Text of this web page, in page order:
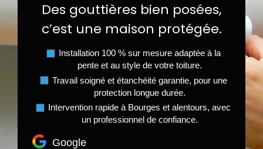
Des gouttières bien posées,
c’est une maison protégée.
Installation 100 % sur mesure adaptée à la
pente et au style de votre toiture.
Travail soigné et étanchéité garantie, pour une
protection longue durée.
Intervention rapide à Bourges et alentours, avec
un professionnel de confiance.
Google